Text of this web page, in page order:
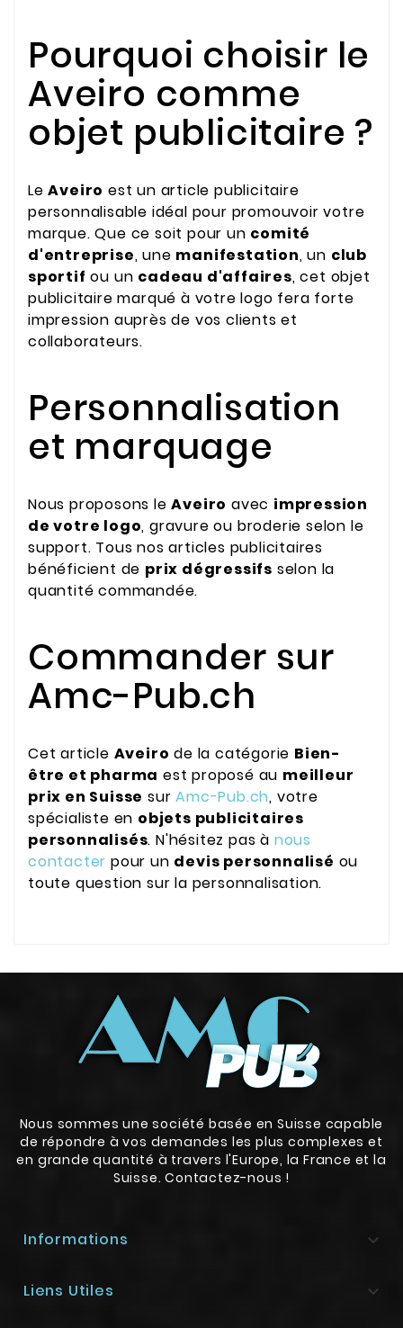
Pourquoi choisir le
Aveiro comme
objet publicitaire ?
LeAveiro est un article publicitaire
personnalisable idéal pour promouvoir votre
marque. Que ce soit pour un comité
d'entreprise, une manifestation, un club
sportif ou un cadeau d'affaires, cet objet
publicitaire marqué à votre logo fera forte
impression auprès de vos clients et
collaborateurs.
Personnalisation
et marquage
Nous proposons leAveiro avec impression
de votre logo, gravure ou broderie selon le
support. Tous nos articles publicitaires
bénéficient de prix dégressifs selon la
quantité commandée.
Commander sur
Amc-Pub.ch
Cet article Aveiro de la catégorie Bien-
être et pharma est proposé au meilleur
prix en Suisse surAmc-Pub.ch, votre
spécialiste en objets publicitaires
personnalisés. N'hésitez pas à nous
contacter pour un devis personnalisé ou
toute question sur la personnalisation.
Nous sommes une société basée en Suisse capable
de répondre à vos demandes les plus complexes et
en grande quantité à travers l'Europe, la France et la
Suisse. Contactez-nous !
Informations 
Liens Utiles 